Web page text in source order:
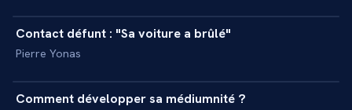
REPORTAGE
Contact défunt : "Sa voiture a brûlé"
Pierre Yonas
INTERVIEW
Comment développer sa médiumnité ?